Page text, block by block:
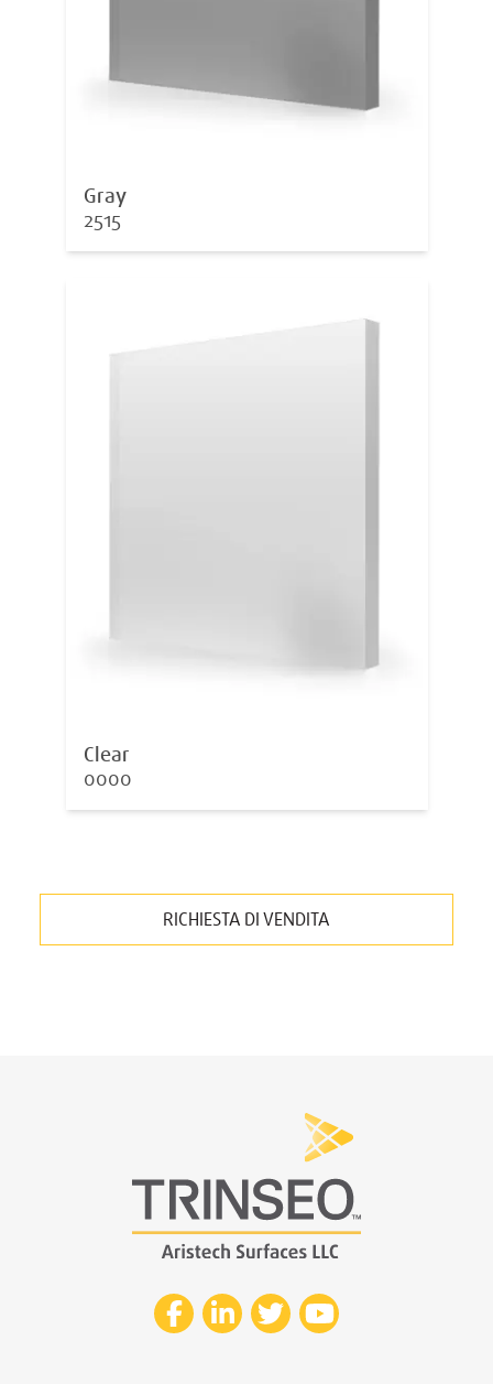
Gray
2515
Clear
0000
RICHIESTA DI VENDITA